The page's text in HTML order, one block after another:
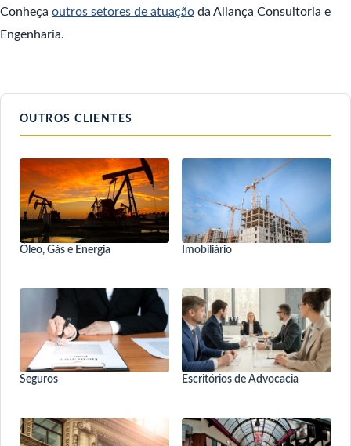
Conheça outros setores de atuação da Aliança Consultoria e
Engenharia.
OUTROS CLIENTES
Óleo, Gás e Energia Imobiliário
Seguros Escritórios de Advocacia